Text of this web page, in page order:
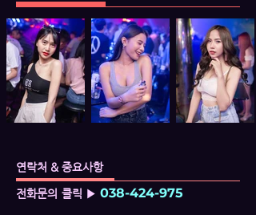
연락처 & 중요사항
전화문의 클릭 ▶ 038-424-975